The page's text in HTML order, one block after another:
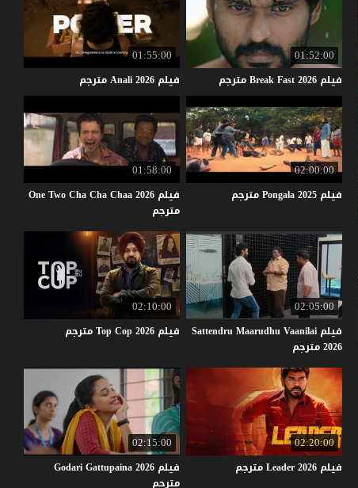
01:52:00
فيلم BreakFast2026 مترجم
01:55:00
فيلم Anali2026 مترجم
02:00:00
فيلم Pongala2025 مترجم
01:58:00
فيلم One Two Cha Cha Chaa 2026
مترجم
02:05:00
فيلم Sattendru Maarudhu Vaanilai
2026 مترجم
02:10:00
فيلم TopCop2026 مترجم
02:20:00
فيلم Leader2026 مترجم
02:15:00
فيلم Godari Gattupaina 2026
مترجم